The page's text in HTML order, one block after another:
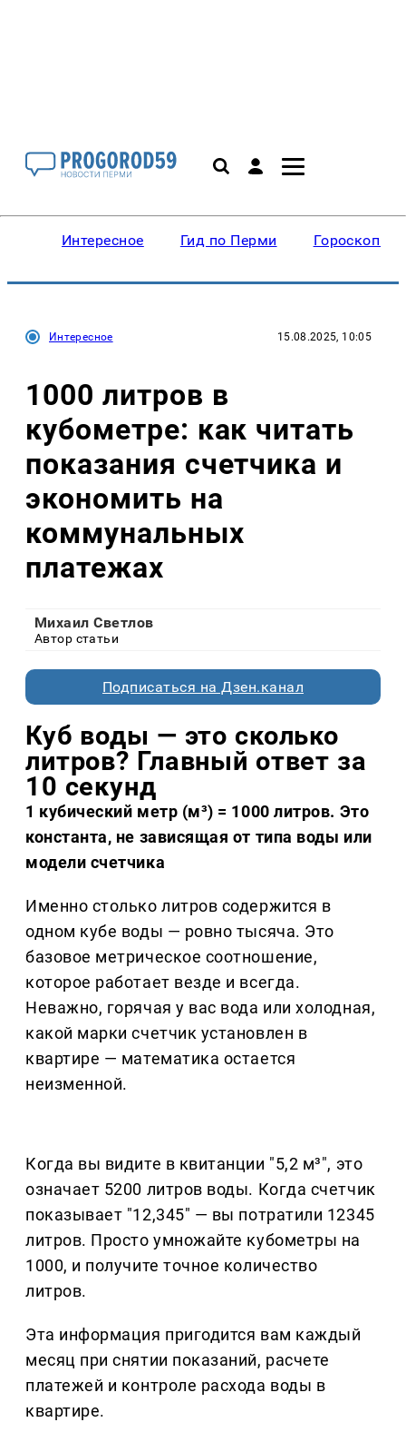
Интересное Гид по Перми Гороскопы
Интересное 15.08.2025, 10:05
1000 литров в
кубометре: как читать
показания счетчика и
экономить на
коммунальных
платежах
Михаил Светлов
Автор статьи
Подписаться на Дзен.канал
Куб воды — это сколько
литров? Главный ответ за
10 секунд
1 кубический метр (м³) = 1000 литров. Это
константа, не зависящая от типа воды или
модели счетчика
Именно столько литров содержится в
одном кубе воды — ровно тысяча. Это
базовое метрическое соотношение,
которое работает везде и всегда.
Неважно, горячая у вас вода или холодная,
какой марки счетчик установлен в
квартире — математика остается
неизменной.
Когда вы видите в квитанции "5,2 м³", это
означает 5200 литров воды. Когда счетчик
показывает "12,345" — вы потратили 12345
литров. Просто умножайте кубометры на
1000, и получите точное количество
литров.
Эта информация пригодится вам каждый
месяц при снятии показаний, расчете
платежей и контроле расхода воды в
квартире.